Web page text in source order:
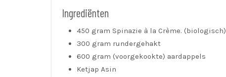
Ingrediënten
450 gram Spinazie à la Crème. (biologisch)
300 gram rundergehakt
600 gram (voorgekookte) aardappels
Ketjap Asin